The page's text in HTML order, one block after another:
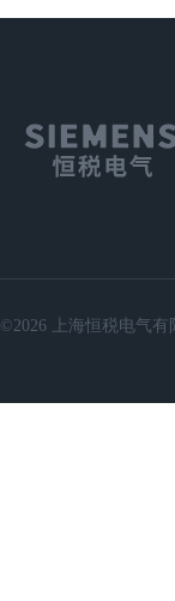
©2026 上海恒税电气有